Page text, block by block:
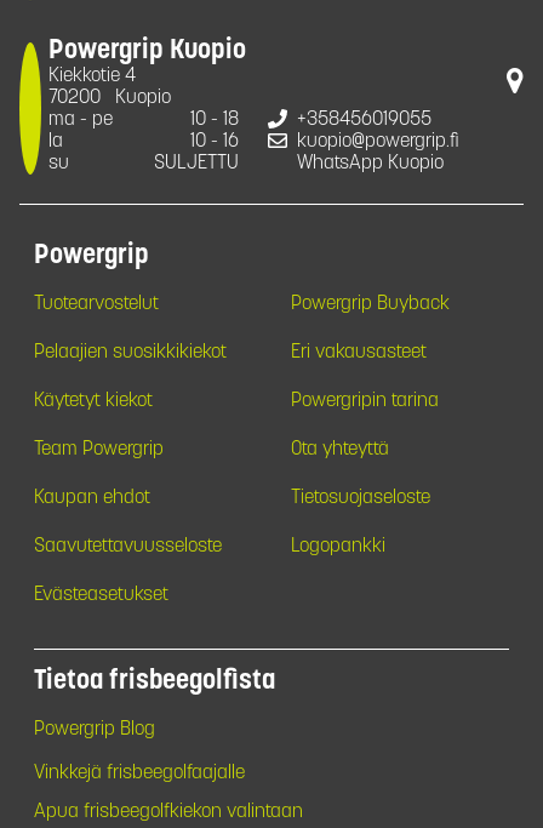
Powergrip Kuopio
Kiekkotie 4
70200
Kuopio
ma - pe
10 - 18
la
10 - 16
su
SULJETTU
+358456019055
kuopio@powergrip.fi
WhatsApp Kuopio
Powergrip
Tuotearvostelut Powergrip Buyback
Pelaajien suosikkikiekot Eri vakausasteet
Käytetyt kiekot Powergripin tarina
Team Powergrip Ota yhteyttä
Kaupan ehdot Tietosuojaseloste
Saavutettavuusseloste Logopankki
Evästeasetukset
Tietoa frisbeegolfista
Powergrip Blog
Vinkkejä frisbeegolfaajalle
Apua frisbeegolfkiekon valintaan